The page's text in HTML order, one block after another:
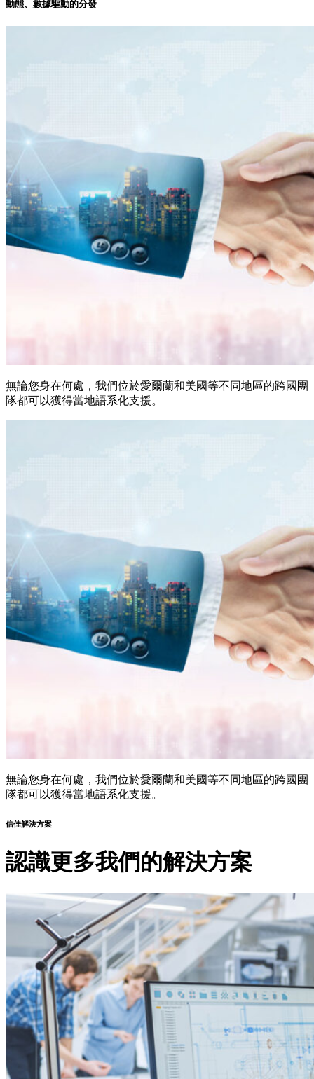
動態、數據驅動的分發
無論您身在何處，我們位於愛爾蘭和美國等不同地區的跨國團
隊都可以獲得當地語系化支援。
無論您身在何處，我們位於愛爾蘭和美國等不同地區的跨國團
隊都可以獲得當地語系化支援。
信佳解決方案
認識更多我們的解決方案